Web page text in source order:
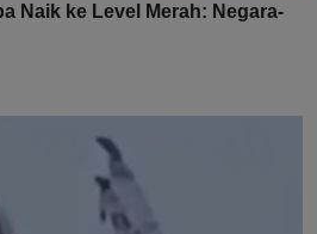
Naik ke Level Merah: Negara-